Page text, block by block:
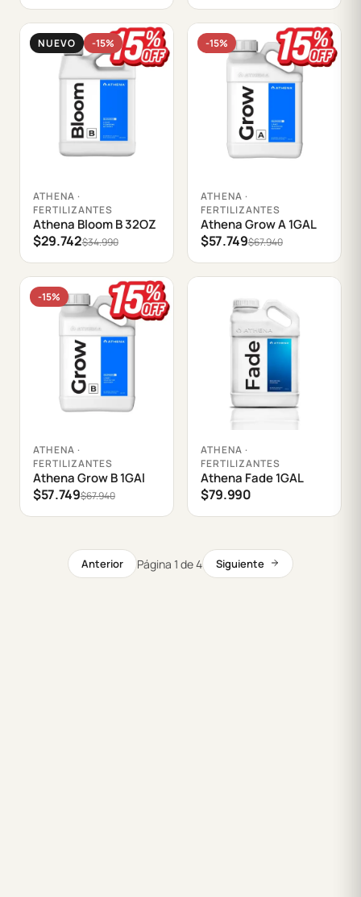
NUEVO -15%
Agregar al carrito
ATHENA ·
FERTILIZANTES
Athena Bloom B 32OZ
$29.742$34.990
-15%
Agregar al carrito
ATHENA ·
FERTILIZANTES
Athena Grow A 1GAL
$57.749$67.940
-15%
Agregar al carrito
ATHENA ·
FERTILIZANTES
Athena Grow B 1GAl
$57.749$67.940
Agregar al carrito
ATHENA ·
FERTILIZANTES
Athena Fade 1GAL
$79.990
Anterior Página 1 de 4 Siguiente